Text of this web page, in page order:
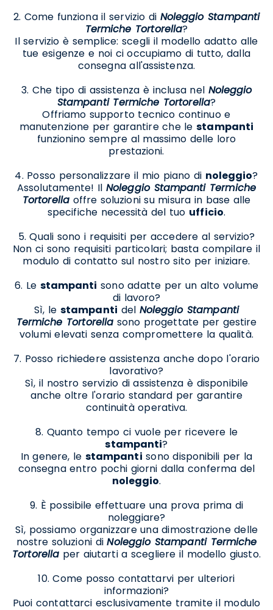
2. Come funziona il servizio di Noleggio Stampanti
Termiche Tortorella?
Il servizio è semplice: scegli il modello adatto alle
tue esigenze e noi ci occupiamo di tutto, dalla
consegna all'assistenza.
3. Che tipo di assistenza è inclusa nel Noleggio
Stampanti Termiche Tortorella?
Offriamo supporto tecnico continuo e
manutenzione per garantire che lestampanti
funzionino sempre al massimo delle loro
prestazioni.
4. Posso personalizzare il mio piano di noleggio?
Assolutamente! IlNoleggio Stampanti Termiche
Tortorellaoffre soluzioni su misura in base alle
specifiche necessità del tuo ufficio.
5. Quali sono i requisiti per accedere al servizio?
Non ci sono requisiti particolari; basta compilare il
modulo di contatto sul nostro sito per iniziare.
6. Le stampanti sono adatte per un alto volume
di lavoro?
Sì, le stampanti del Noleggio Stampanti
Termiche Tortorella sono progettate per gestire
volumi elevati senza compromettere la qualità.
7. Posso richiedere assistenza anche dopo l'orario
lavorativo?
Sì, il nostro servizio di assistenza è disponibile
anche oltre l'orario standard per garantire
continuità operativa.
8. Quanto tempo ci vuole per ricevere le
stampanti?
In genere, le stampanti sono disponibili per la
consegna entro pochi giorni dalla conferma del
noleggio.
9. È possibile effettuare una prova prima di
noleggiare?
Sì, possiamo organizzare una dimostrazione delle
nostre soluzioni diNoleggio Stampanti Termiche
Tortorella per aiutarti a scegliere il modello giusto.
10. Come posso contattarvi per ulteriori
informazioni?
Puoi contattarci esclusivamente tramite il modulo